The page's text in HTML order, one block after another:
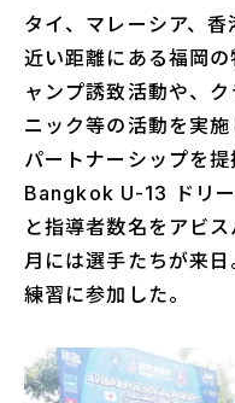
タイ、マレーシア、
近い距離にある福岡
ャンプ誘致活動や、
ニック等の活動を実
パートナーシップを
Bangkok U-13 ドリ
と指導者数名をアビ
月には選手たちが来
練習に参加した。